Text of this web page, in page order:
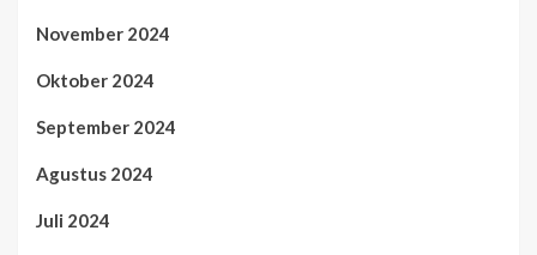
November 2024
Oktober 2024
September 2024
Agustus 2024
Juli 2024